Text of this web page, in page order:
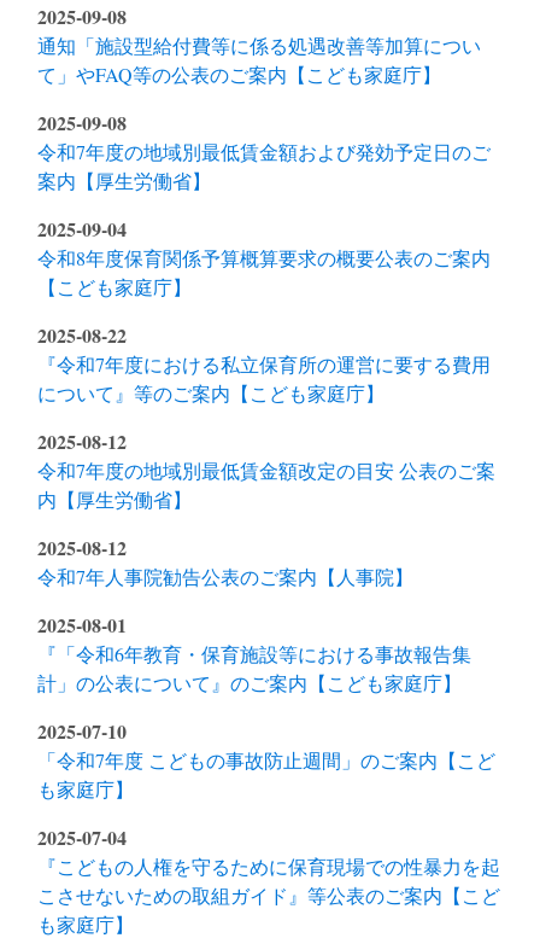
2025-09-08
通知「施設型給付費等に係る処遇改善等加算につい
て」やFAQ等の公表のご案内【こども家庭庁】
2025-09-08
令和7年度の地域別最低賃金額および発効予定日のご
案内【厚生労働省】
2025-09-04
令和8年度保育関係予算概算要求の概要公表のご案内
【こども家庭庁】
2025-08-22
『令和7年度における私立保育所の運営に要する費用
について』等のご案内【こども家庭庁】
2025-08-12
令和7年度の地域別最低賃金額改定の目安 公表のご案
内【厚生労働省】
2025-08-12
令和7年人事院勧告公表のご案内【人事院】
2025-08-01
『「令和6年教育・保育施設等における事故報告集
計」の公表について』のご案内【こども家庭庁】
2025-07-10
「令和7年度 こどもの事故防止週間」のご案内【こど
も家庭庁】
2025-07-04
『こどもの人権を守るために保育現場での性暴力を起
こさせないための取組ガイド』等公表のご案内【こど
も家庭庁】